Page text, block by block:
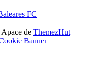
FC
Apace de ThemezHut
Banner